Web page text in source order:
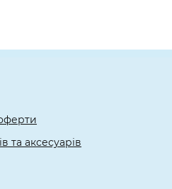
та аксесуарів